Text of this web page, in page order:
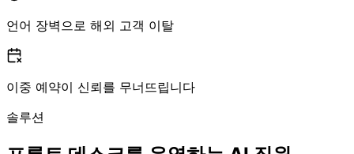
언어 장벽으로 해외 고객 이탈
이중 예약이 신뢰를 무너뜨립니다
솔루션